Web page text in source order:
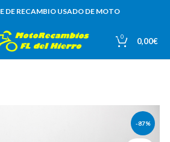
DE RECAMBIO USADO DE MOTO
0 0,00€
-87%